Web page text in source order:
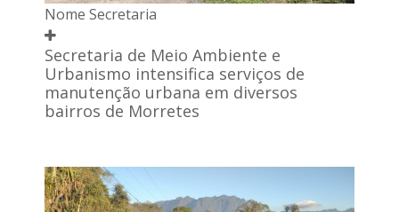
Nome Secretaria
Secretaria de Meio Ambiente e
Urbanismo intensifica serviços de
manutenção urbana em diversos
bairros de Morretes